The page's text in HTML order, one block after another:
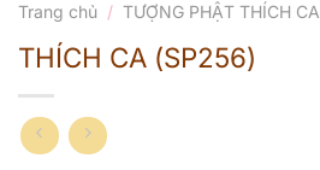
Trang chủ / TƯỢNG PHẬT THÍCH CA
THÍCH CA (SP256)